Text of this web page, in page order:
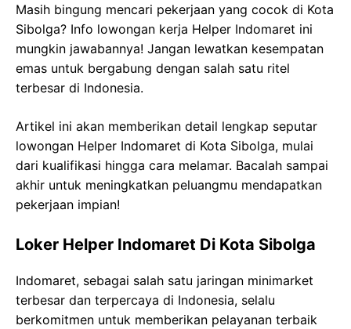
Masih bingung mencari pekerjaan yang cocok di Kota
Sibolga? Info lowongan kerja Helper Indomaret ini
mungkin jawabannya! Jangan lewatkan kesempatan
emas untuk bergabung dengan salah satu ritel
terbesar di Indonesia.
Artikel ini akan memberikan detail lengkap seputar
lowongan Helper Indomaret di Kota Sibolga, mulai
dari kualifikasi hingga cara melamar. Bacalah sampai
akhir untuk meningkatkan peluangmu mendapatkan
pekerjaan impian!
Loker Helper Indomaret Di Kota Sibolga
Indomaret, sebagai salah satu jaringan minimarket
terbesar dan terpercaya di Indonesia, selalu
berkomitmen untuk memberikan pelayanan terbaik